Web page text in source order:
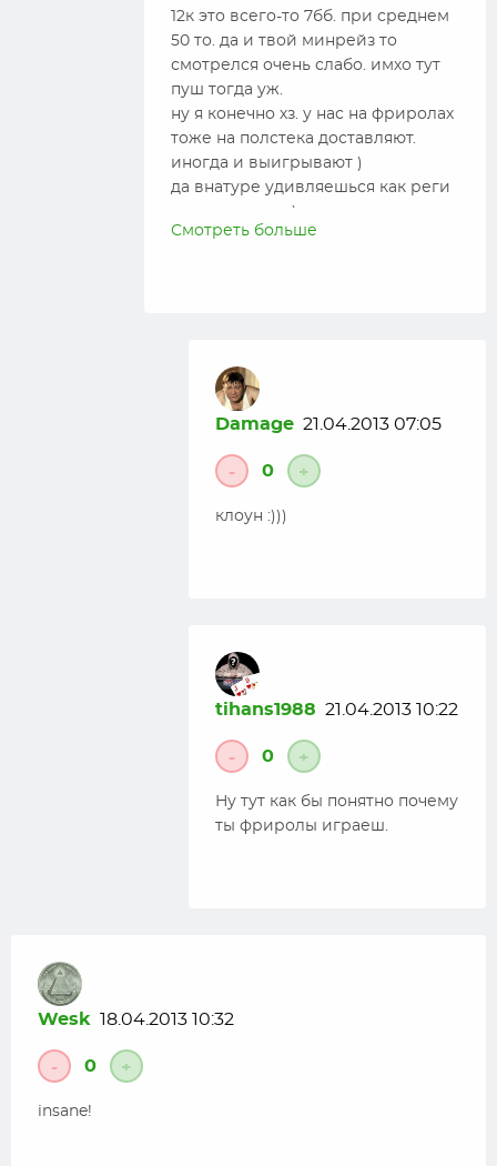
12к это всего-то 7бб. при среднем
50 то. да и твой минрейз то
смотрелся очень слабо. имхо тут
пуш тогда уж.
ну я конечно хз. у нас на фриролах
тоже на полстека доставляют.
иногда и выигрывают )
да внатуре удивляешься как реги
что-то заносят )
Смотреть больше
Damage 21.04.2013 07:05
- 0 +
клоун :)))
tihans1988 21.04.2013 10:22
- 0 +
Ну тут как бы понятно почему
ты фриролы играеш.
Wesk 18.04.2013 10:32
- 0 +
insane!